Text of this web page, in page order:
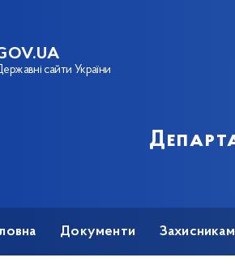
сайти України
Документи